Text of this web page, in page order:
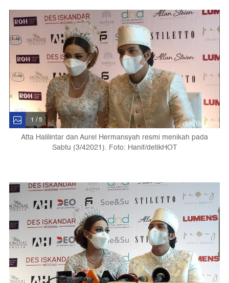
1 / 5
Atta Halilintar dan Aurel Hermansyah resmi menikah pada
Sabtu (3/42021). Foto: Hanif/detikHOT